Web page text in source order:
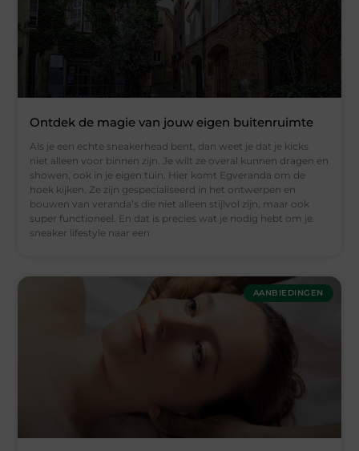
Ontdek de magie van jouw eigen buitenruimte
Als je een echte sneakerhead bent, dan weet je dat je kicks
niet alleen voor binnen zijn. Je wilt ze overal kunnen dragen en
showen, ook in je eigen tuin. Hier komt Egveranda om de
hoek kijken. Ze zijn gespecialiseerd in het ontwerpen en
bouwen van veranda’s die niet alleen stijlvol zijn, maar ook
super functioneel. En dat is precies wat je nodig hebt om je
sneaker lifestyle naar een
AANBIEDINGEN